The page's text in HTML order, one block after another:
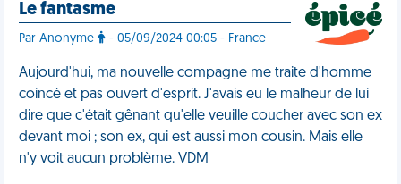
Le fantasme
Par Anonyme - 05/09/2024 00:05 - France
Aujourd'hui, ma nouvelle compagne me traite d'homme
coincé et pas ouvert d'esprit. J'avais eu le malheur de lui
dire que c'était gênant qu'elle veuille coucher avec son ex
devant moi ; son ex, qui est aussi mon cousin. Mais elle
n'y voit aucun problème. VDM